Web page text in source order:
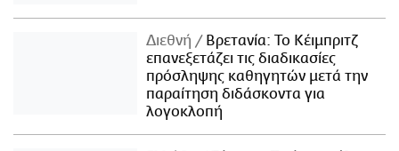
Διεθνή
Βρετανία: Το Κέιμπριτζ
επανεξετάζει τις διαδικασίες
πρόσληψης καθηγητών μετά την
παραίτηση διδάσκοντα για
λογοκλοπή